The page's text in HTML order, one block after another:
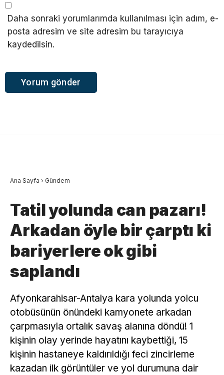
Daha sonraki yorumlarımda kullanılması için adım, e-
posta adresim ve site adresim bu tarayıcıya
kaydedilsin.
Ana Sayfa › Gündem
Tatil yolunda can pazarı!
Arkadan öyle bir çarptı ki
bariyerlere ok gibi
saplandı
Afyonkarahisar-Antalya kara yolunda yolcu
otobüsünün önündeki kamyonete arkadan
çarpmasıyla ortalık savaş alanına döndü! 1
kişinin olay yerinde hayatını kaybettiği, 15
kişinin hastaneye kaldırıldığı feci zincirleme
kazadan ilk görüntüler ve yol durumuna dair